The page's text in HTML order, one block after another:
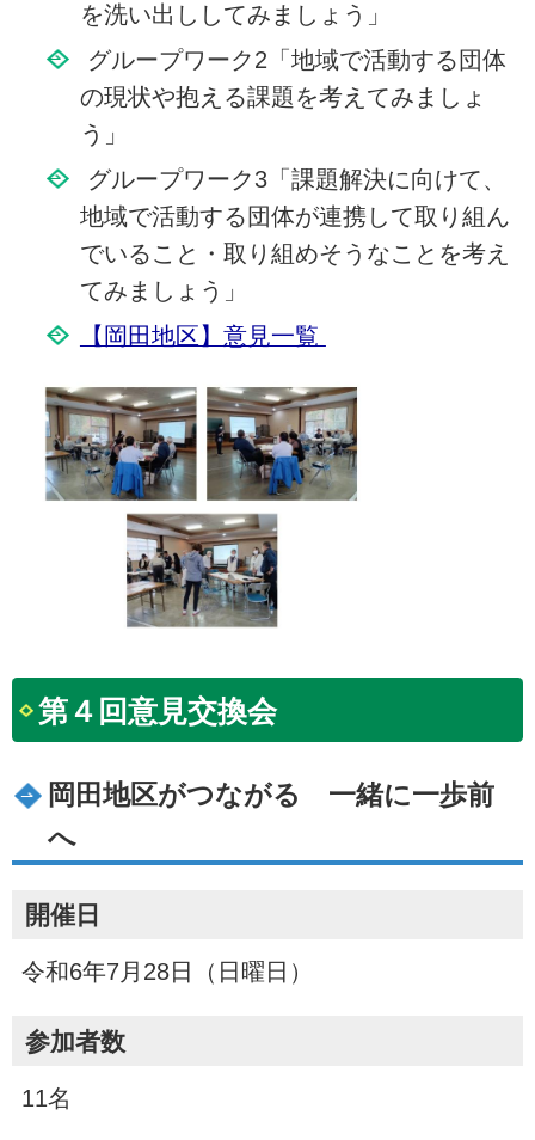
を洗い出ししてみましょう」
グループワーク2「地域で活動する団体
の現状や抱える課題を考えてみましょ
う」
グループワーク3「課題解決に向けて、
地域で活動する団体が連携して取り組ん
でいること・取り組めそうなことを考え
てみましょう」
【岡田地区】意見一覧
第４回意見交換会
岡田地区がつながる 一緒に一歩前
へ
開催日
令和6年7月28日（日曜日）
参加者数
11名